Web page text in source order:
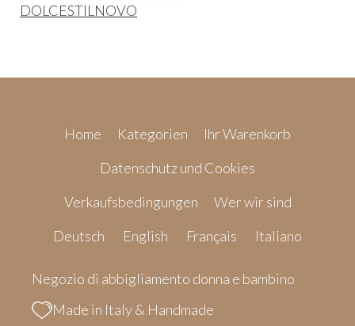
DOLCESTILNOVO
Home Kategorien
Ihr Warenkorb
Datenschutz und Cookies
Verkaufsbedingungen
Wer wir sind
Deutsch
English Français Italiano
Negozio di abbigliamento donna e bambino
Made in Italy & Handmade